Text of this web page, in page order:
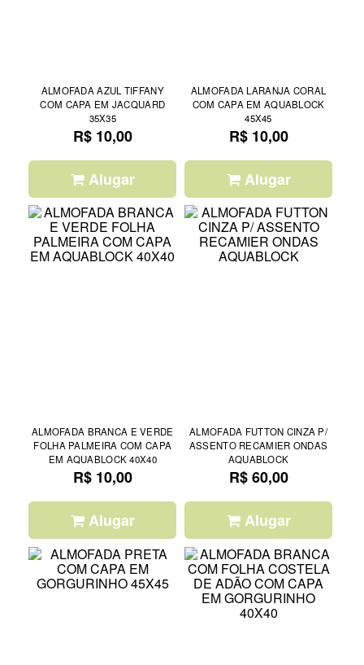
ALMOFADA AZUL TIFFANY
COM CAPA EM JACQUARD
35X35
R$ 10,00
Alugar
ALMOFADA LARANJA CORAL
COM CAPA EM AQUABLOCK
45X45
R$ 10,00
Alugar
ALMOFADA BRANCA E VERDE
FOLHA PALMEIRA COM CAPA
EM AQUABLOCK 40X40
R$ 10,00
Alugar
ALMOFADA FUTTON CINZA P/
ASSENTO RECAMIER ONDAS
AQUABLOCK
R$ 60,00
Alugar